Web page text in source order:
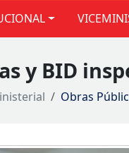
y BID
Obras